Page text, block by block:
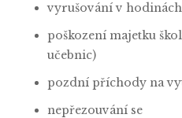
vyrušování v hodinách
poškození majetku
učebnic)
pozdní příchody na
nepřezouvání se